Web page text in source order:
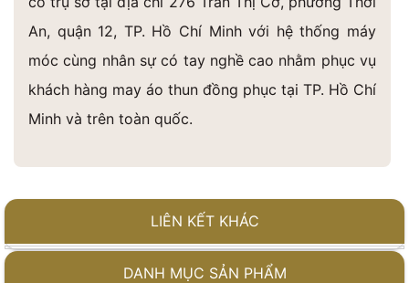
An, quận 12, TP. Hồ Chí Minh với hệ thống máy
móc cùng nhân sự có tay nghề cao nhằm phục vụ
khách hàng may áo thun đồng phục tại TP. Hồ Chí
Minh và trên toàn quốc.
LIÊN KẾT KHÁC
DANH MỤC SẢN PHẨM